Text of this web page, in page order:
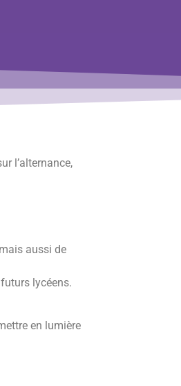
l’alternance,
aussi de
lycéens.
en lumière